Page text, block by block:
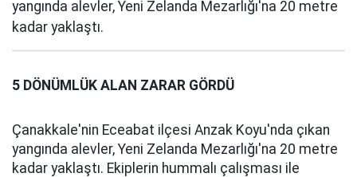
yangında alevler, Yeni Zelanda Mezarlığı'na 20 metre
kadar yaklaştı.
5 DÖNÜMLÜK ALAN ZARAR GÖRDÜ
Çanakkale'nin Eceabat ilçesi Anzak Koyu'nda çıkan
yangında alevler, Yeni Zelanda Mezarlığı'na 20 metre
kadar yaklaştı. Ekiplerin hummalı çalışması ile